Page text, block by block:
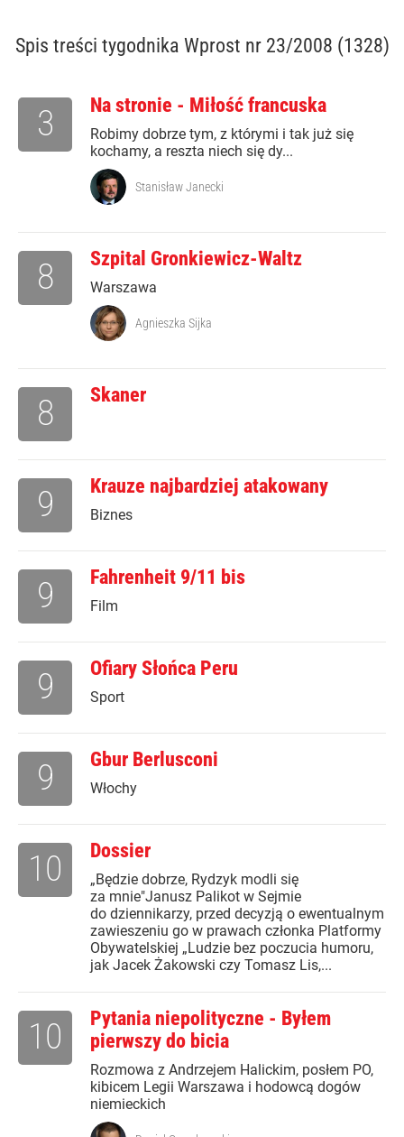
Spis treści tygodnika Wprost nr 23/2008 (1328)
Na stronie - Miłość francuska
Robimy dobrze tym, z którymi i tak już się
kochamy, a reszta niech się dy...
3
Stanisław Janecki
Szpital Gronkiewicz-Waltz
Warszawa
8
Agnieszka Sijka
Skaner
8
Krauze najbardziej atakowany
Biznes
9
Fahrenheit 9/11 bis
Film
9
Ofiary Słońca Peru
Sport
9
Gbur Berlusconi
Włochy
9
Dossier
„Będzie dobrze, Rydzyk modli się
za mnie"Janusz Palikot w Sejmie
do dziennikarzy, przed decyzją o ewentualnym
zawieszeniu go w prawach członka Platformy
Obywatelskiej „Ludzie bez poczucia humoru,
jak Jacek Żakowski czy Tomasz Lis,...
10
Pytania niepolityczne - Byłem
pierwszy do bicia
Rozmowa z Andrzejem Halickim, posłem PO,
kibicem Legii Warszawa i hodowcą dogów
niemieckich
10